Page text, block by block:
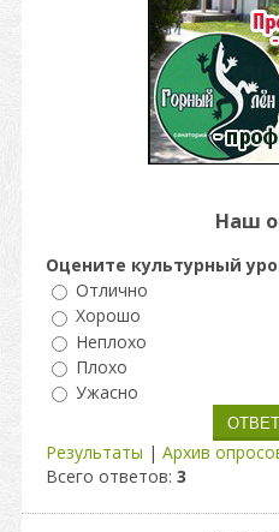
Наш
Оцените культурный
Отлично
Хорошо
Неплохо
Плохо
Ужасно
Результаты | Архив
Всего ответов: 3